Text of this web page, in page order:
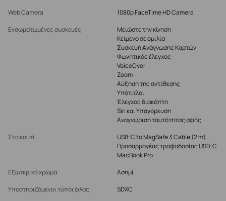
Web Camera
1080p FaceTime HD Camera
Ενσωματωμένες συσκευές
Μειώστε την κίνηση
Κείμενο σε ομιλία
Συσκευή Ανάγνωσης Καρτών
Φωνητικός έλεγχος
VoiceOver
Zoom
Αύξηση της αντίθεσης
Υπότιτλοι
Έλεγχος διακόπτη
Siri και Υπαγόρευση
Αναγνώριση ταυτότητας αφής
Στο κουτί
USB-C to MagSafe 3 Cable (2 m)
Προσαρμογέας τροφοδοσίας USB-C
MacBook Pro
Εξωτερικό χρώμα
Ασημί
Υποστηριζόμενοι τύποι φλας
SDXC